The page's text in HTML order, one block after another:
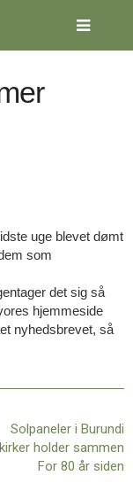
uge blevet dømt
som
det sig så
hjemmeside
nyhedsbrevet, så
Solpaneler i Burundi
holder sammen
For 80 år siden